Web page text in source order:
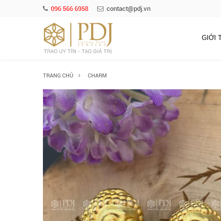
096 566 6958 contact@pdj.vn
GIỚI
TRANG CHỦ CHARM